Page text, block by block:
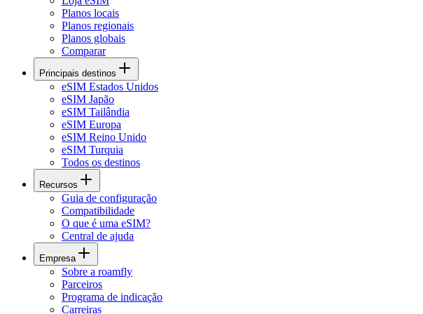
Planos locais
Planos regionais
Planos globais
Comparar
Principais destinos
eSIM Estados Unidos
eSIM Japão
eSIM Tailândia
eSIM Europa
eSIM Reino Unido
eSIM Turquia
Todos os destinos
Recursos
Guia de configuração
Compatibilidade
O que é uma eSIM?
Central de ajuda
Empresa
Sobre a roamfly
Parceiros
Programa de indicação
Carreiras